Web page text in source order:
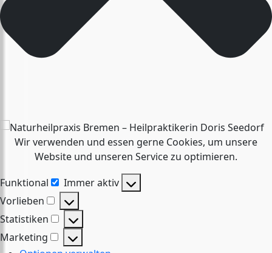
Wir verwenden und essen gerne Cookies, um unsere
Website und unseren Service zu optimieren.
Funktional
Funktional
Immer aktiv
Vorlieben
Vorlieben
Statistiken
Statistiken
Marketing
Marketing